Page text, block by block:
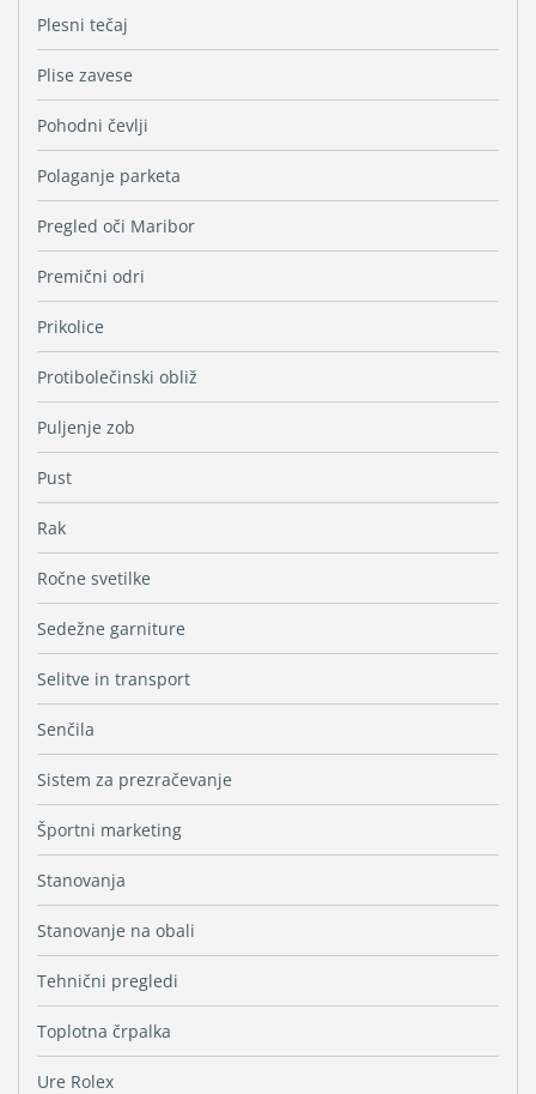
Plesni tečaj
Plise zavese
Pohodni čevlji
Polaganje parketa
Pregled oči Maribor
Premični odri
Prikolice
Protibolečinski obliž
Puljenje zob
Pust
Rak
Ročne svetilke
Sedežne garniture
Selitve in transport
Senčila
Sistem za prezračevanje
Športni marketing
Stanovanja
Stanovanje na obali
Tehnični pregledi
Toplotna črpalka
Ure Rolex